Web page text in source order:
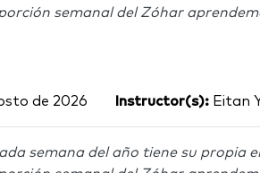
semanal del Zóhar
de 2026 Instructor(s): Eitan
semana del año tiene su propia